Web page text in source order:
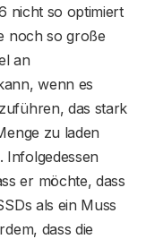
nicht so optimiert
noch so große
an
wenn es
das stark
zu laden
Infolgedessen
er möchte, dass
als ein Muss
dass die